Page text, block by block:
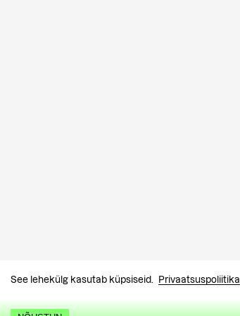
See lehekülg kasutab küpsiseid. Privaatsuspoliitika